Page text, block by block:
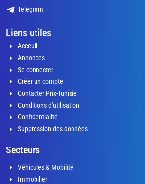
Telegram
Liens utiles
Acceuil
Annonces
Se connecter
Créer un compte
Contacter Prix-Tunisie
Conditions d'utilisation
Confidentialité
Suppression des données
Secteurs
Véhicules & Mobilité
Immobilier